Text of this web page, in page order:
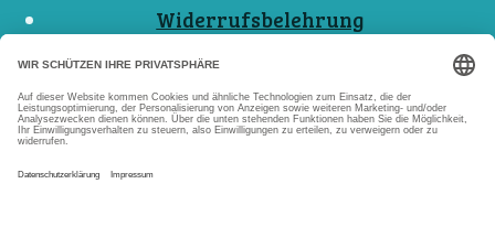
Widerrufsbelehrung
Nutzungsbedingungen
Datenschutzerklärungen